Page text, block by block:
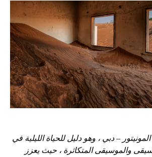
– دبي ، وهو دليل للحياة الليلية في
والموسيقى المتكاثرة ، حيث يعزز